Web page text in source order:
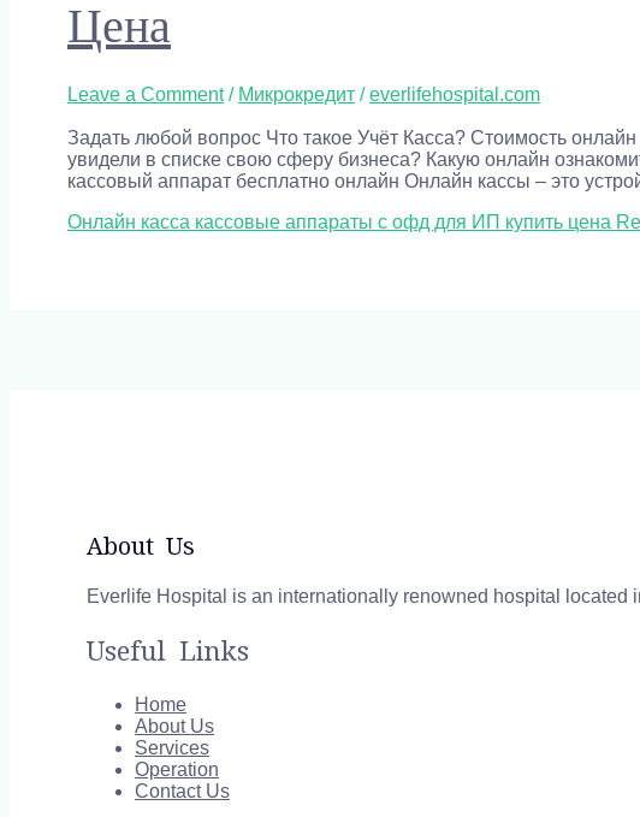
Цена
Leave a Comment / Микрокредит /everlifehospital.com
Задать любой вопрос Что такое Учёт Касса? Стоимость
увидели в списке свою сферу бизнеса? Какую онлайн
кассовый аппарат бесплатно онлайн Онлайн кассы – это
Онлайн касса кассовые аппараты с офд для ИП купить цена
About Us
Everlife Hospital is an internationally renowned hospital
Useful Links
Home
About Us
Services
Operation
Contact Us